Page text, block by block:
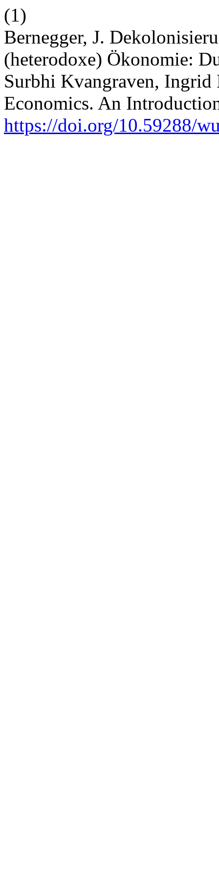
(1)
Bernegger, J.
(heterodoxe) Ökonomie:
Surbhi Kvangraven,
Economics. An
https://doi.org/10.59288/